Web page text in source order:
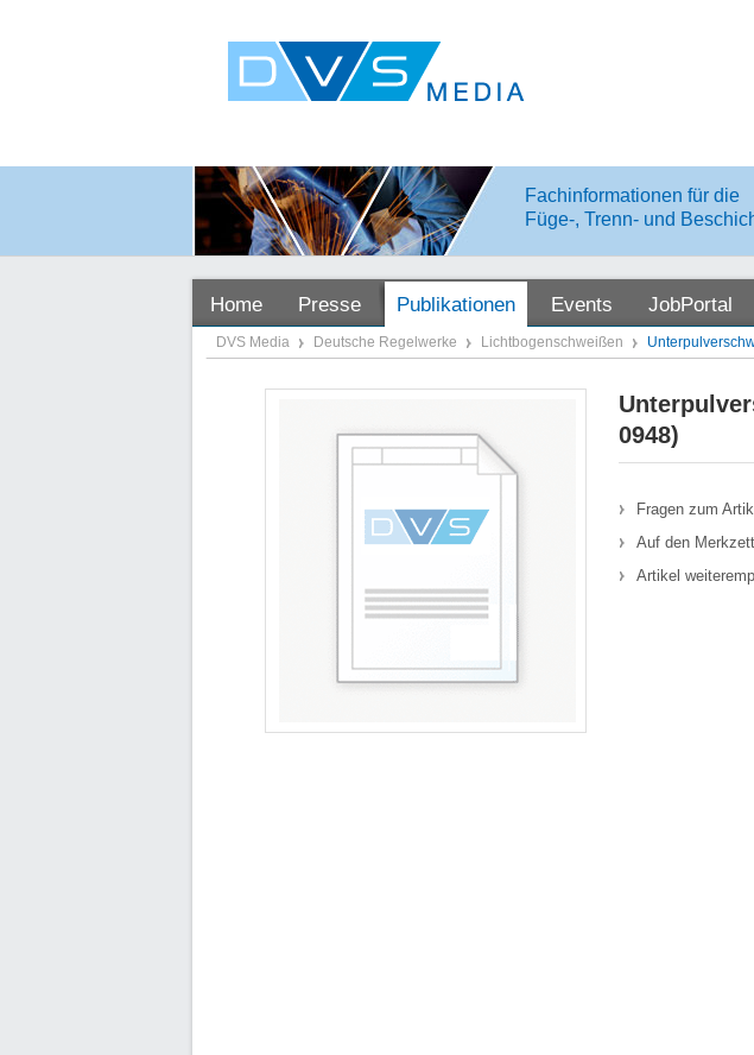
Fachinformationen für die
Füge-, Trenn- und
Home Presse Publikationen Events JobPortal
DVS Media Deutsche Regelwerke Lichtbogenschweißen
0948)
Fragen zum
Auf den
Artikel